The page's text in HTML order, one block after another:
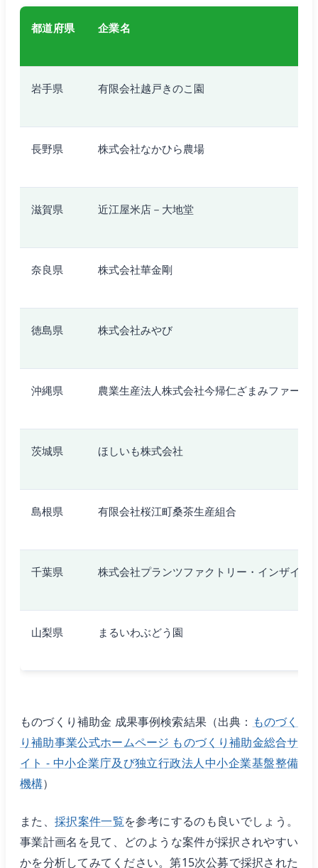
都道府県 企業名
岩手県 有限会社越戸きのこ園
長野県 株式会社なかひら農場
滋賀県 近江屋米店－大地堂
奈良県 株式会社華金剛
徳島県 株式会社みやび
沖縄県 農業生産法人株式会社今帰仁ざまみファーム
茨城県 ほしいも株式会社
島根県 有限会社桜江町桑茶生産組合
千葉県 株式会社プランツファクトリー・インザイ
山梨県 まるいわぶどう園
ものづくり補助金 成果事例検索結果（出典： ものづく
り補助事業公式ホームページ ものづくり補助金総合サ
イト - 中小企業庁及び独立行政法人中小企業基盤整備
機構）
また、採択案件一覧を参考にするのも良いでしょう。
事業計画名を見て、どのような案件が採択されやすい
かを分析してみてください。第15次公募で採択された